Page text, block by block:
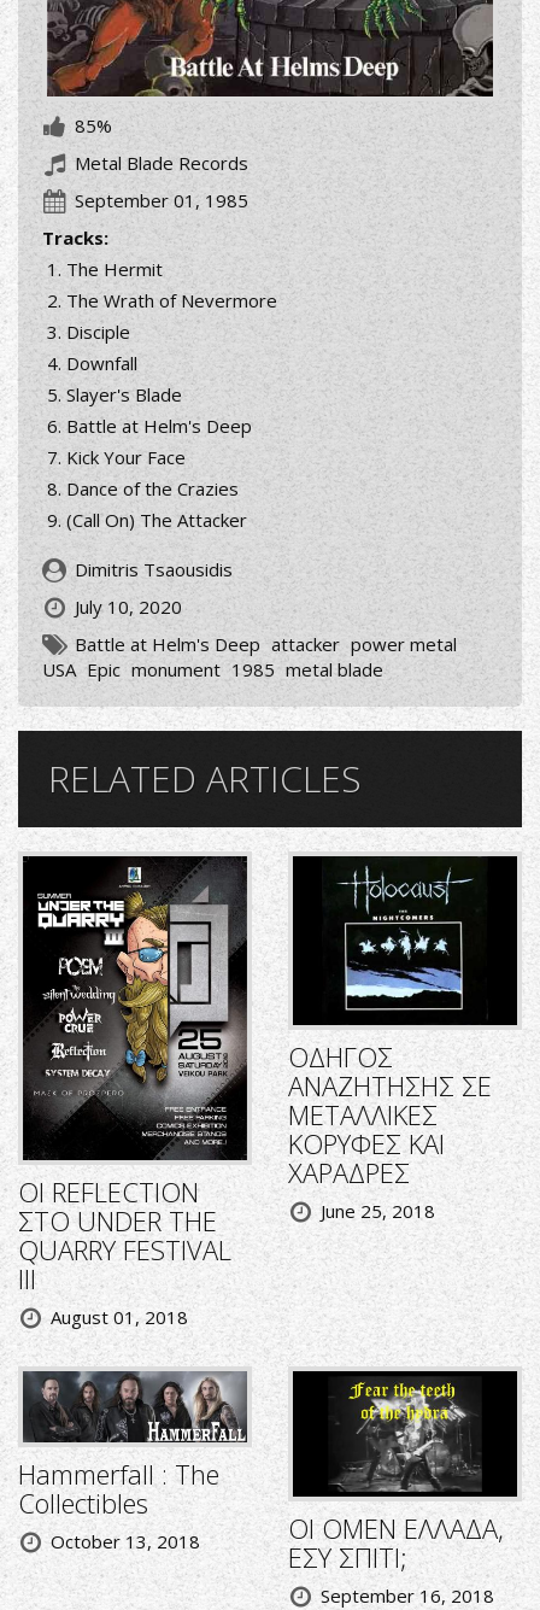
85%
Metal Blade Records
September 01, 1985
Tracks:
The Hermit
The Wrath of Nevermore
Disciple
Downfall
Slayer's Blade
Battle at Helm's Deep
Kick Your Face
Dance of the Crazies
(Call On) The Attacker
Dimitris Tsaousidis
July 10, 2020
Battle at Helm's Deep attacker power metal
USA Epic monument 1985 metal blade
RELATED ARTICLES
ΟΙ REFLECTION
ΣΤΟ UNDER THE
QUARRY FESTIVAL
III
August 01, 2018
ΟΔΗΓΟΣ
ΑΝΑΖΗΤΗΣΗΣ ΣΕ
ΜΕΤΑΛΛΙΚΕΣ
ΚΟΡΥΦΕΣ ΚΑΙ
ΧΑΡΑΔΡΕΣ
June 25, 2018
Hammerfall : The
Collectibles
October 13, 2018
ΟΙ OMEN ΕΛΛΑΔΑ,
ΕΣΥ ΣΠΙΤΙ;
September 16, 2018